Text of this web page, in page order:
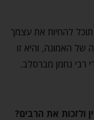
להחיות את עצמך
של האמונה, והיא זו
רבי נחמן מברסלב.
ולזכות את הרבים?